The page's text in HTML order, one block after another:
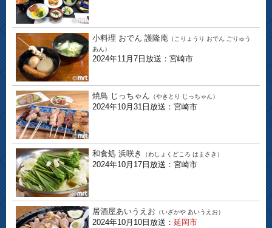
小料理 おでん 護隆庵 （こりょうり おでん ごりゅう
あん）
2024年11月7日放送：宮崎市
焼鳥 じっちゃん （やきとり じっちゃん）
2024年10月31日放送：宮崎市
和食処 浜咲き （わしょくどころ はまさき）
2024年10月17日放送：宮崎市
居酒屋あいうえお （いざかや あいうえお）
2024年10月10日放送： 延岡市